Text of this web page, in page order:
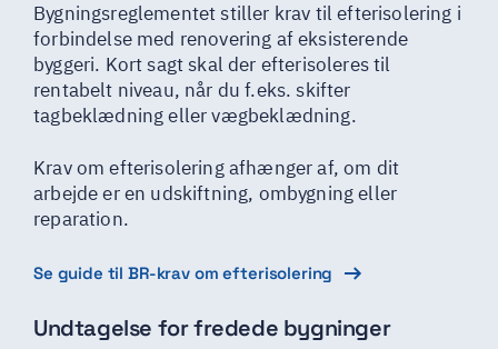
Bygningsreglementet stiller krav til efterisolering i
forbindelse med renovering af eksisterende
byggeri. Kort sagt skal der efterisoleres til
rentabelt niveau, når du f.eks. skifter
tagbeklædning eller vægbeklædning.
Krav om efterisolering afhænger af, om dit
arbejde er en udskiftning, ombygning eller
reparation.
Se guide til BR-krav om efterisolering
Undtagelse for fredede bygninger